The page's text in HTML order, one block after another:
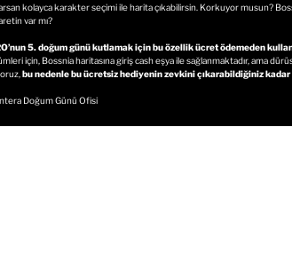
kolayca karakter seçimi ile harita çıkabilirsin. Korkuyor musun?
var mı?
5. doğum günü kutlamak için bu özellik ücret ödemeden
için, Bossnia haritasına giriş cash eşya ile sağlanmaktadır, ama
bu nedenle bu ücretsiz hediyenin zevkini çıkarabildiğiniz kadar
Doğum Günü Ofisi